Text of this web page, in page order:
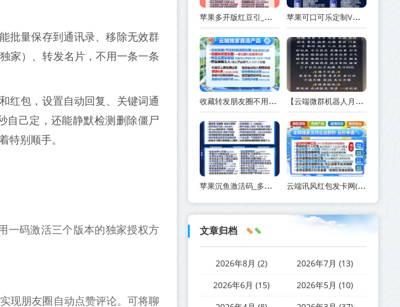
批量保存到通讯录、移除无效群
家）、转发名片，不用一条一条
红包，设置自动回复、关键词通
自己定，还能静默检测删除僵尸
特别顺手。
一码激活三个版本的独家授权方
现朋友圈自动点赞评论。可将聊
苹果多开版红豆引_苹果26系统兼容性极好-激活码商城版本震撼来袭 苹果可口可乐定制V证书掉签致微信分身闪退？聊天记录会消失吗？手把手教你避坑指南
收藏转发朋友圈不用愁，幕晚云云端软件官微操作一键登录 【云端微群机器人月光群聊机器人】正版激活码授权月卡季卡年卡
苹果沉鱼激活码_多开分身微信软件如何使用_苹果沉鱼功能有哪些 云端讯风红包发卡网(云端抢红包卡密购买 )
文章归档
2026年8月 (2)
2026年7月 (13)
2026年6月 (15)
2026年5月 (10)